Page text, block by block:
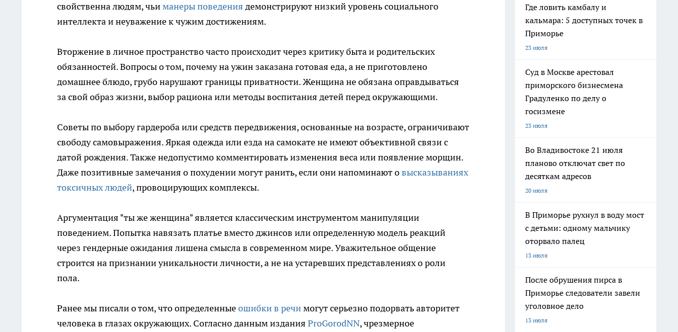
свойственна людям, чьиманеры поведения демонстрируют низкий уровень социального
интеллекта и неуважение к чужим достижениям.
Вторжение в личное пространство часто происходит через критику быта и родительских
обязанностей. Вопросы о том, почему на ужин заказана готовая еда, а не приготовлено
домашнее блюдо, грубо нарушают границы приватности. Женщина не обязана оправдываться
за свой образ жизни, выбор рациона или методы воспитания детей перед окружающими.
Советы по выбору гардероба или средств передвижения, основанные на возрасте, ограничивают
свободу самовыражения. Яркая одежда или езда на самокате не имеют объективной связи с
датой рождения. Также недопустимо комментировать изменения веса или появление морщин.
Даже позитивные замечания о похудении могут ранить, если они напоминают овысказываниях
токсичных людей, провоцирующих комплексы.
Аргументация "ты же женщина" является классическим инструментом манипуляции
поведением. Попытка навязать платье вместо джинсов или определенную модель реакций
через гендерные ожидания лишена смысла в современном мире. Уважительное общение
строится на признании уникальности личности, а не на устаревших представлениях о роли
пола.
Ранее мы писали о том, что определенныеошибки в речимогут серьезно подорвать авторитет
человека в глазах окружающих. Согласно данным издания ProGorodNN, чрезмерное
Где ловить камбалу и
кальмара: 5 доступных точек в
Приморье
23 июля
Суд в Москве арестовал
приморского бизнесмена
Градуленко по делу о
госизмене
23 июля
Во Владивостоке 21 июля
планово отключат свет по
десяткам адресов
20 июля
В Приморье рухнул в воду мост
с детьми: одному мальчику
оторвало палец
13 июля
После обрушения пирса в
Приморье следователи завели
уголовное дело
13 июля